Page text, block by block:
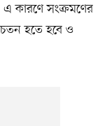
এ কারণে সংক্রমণের
হতে হবে ও